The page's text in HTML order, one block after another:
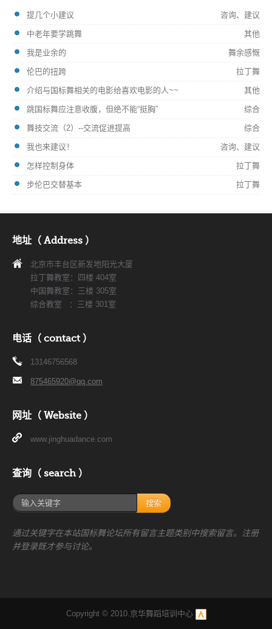
提几个小建议 咨询、建议
中老年要学跳舞 其他
我是业余的 舞余感慨
伦巴的扭跨 拉丁舞
介绍与国标舞相关的电影给喜欢电影的人~~ 其他
跳国标舞应注意收腹，但绝不能“挺胸” 综合
舞技交流（2）--交流促进提高 综合
我也来建议！ 咨询、建议
怎样控制身体 拉丁舞
步伦巴交替基本 拉丁舞
地址（ Address ）
北京市丰台区新发地阳光大厦
拉丁舞教室：四楼 404室
中国舞教室：三楼 305室
综合教室 ：三楼 301室
电话（ contact ）
13146756568
875465920@qq.com
网址（ Website ）
www.jinghuadance.com
查询（ search ）
搜索
通过关键字在本站国标舞论坛所有留言主题类别中搜索留言。注册
并登录既才参与讨论。
Copyright © 2010.京华舞蹈培训中心